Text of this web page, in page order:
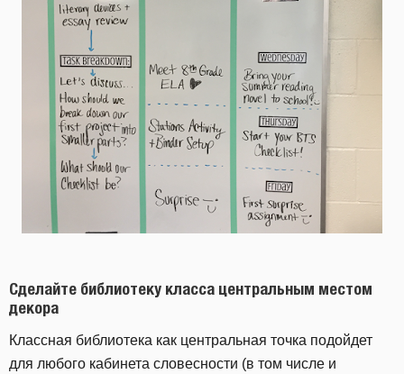
Сделайте библиотеку класса центральным местом
декора
Классная библиотека как центральная точка подойдет
для любого кабинета словесности (в том числе и